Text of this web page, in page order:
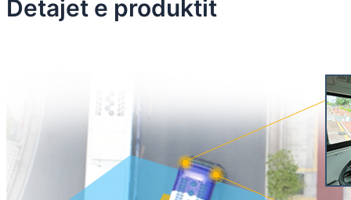
Detajet e produktit